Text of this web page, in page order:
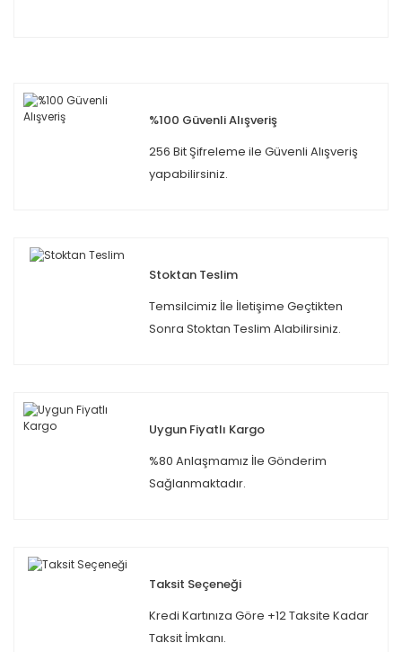
%100 Güvenli Alışveriş
256 Bit Şifreleme ile Güvenli Alışveriş
yapabilirsiniz.
Stoktan Teslim
Temsilcimiz İle İletişime Geçtikten
Sonra Stoktan Teslim Alabilirsiniz.
Uygun Fiyatlı Kargo
%80 Anlaşmamız İle Gönderim
Sağlanmaktadır.
Taksit Seçeneği
Kredi Kartınıza Göre +12 Taksite Kadar
Taksit İmkanı.